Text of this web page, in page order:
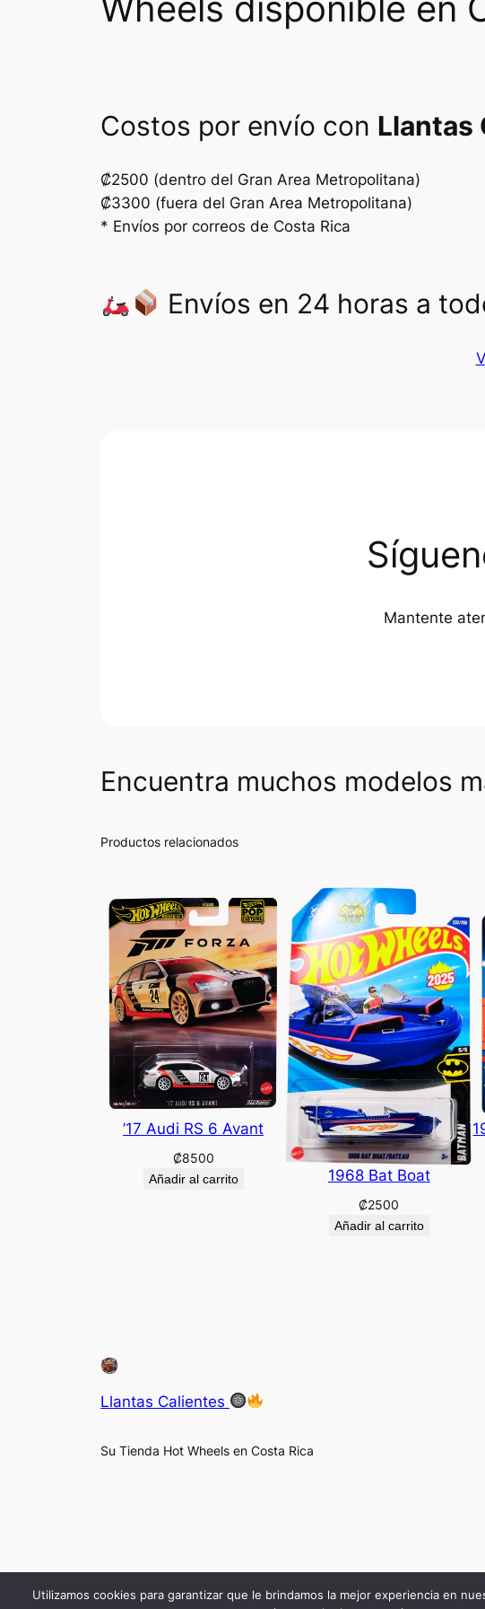
Costos por envío con Llantas
₡2500 (dentro del Gran Area Metropolitana)
₡3300 (fuera del Gran Area Metropolitana)
* Envíos por correos de Costa Rica
Envíos en 24 horas a
Mantente
Encuentra muchos modelos
Productos relacionados
’17 Audi RS 6 Avant
₡8500
Añadir al carrito 1968 Bat Boat
₡2500
Añadir al carrito
Llantas Calientes
Su Tienda Hot Wheels en Costa Rica
Utilizamos cookies para garantizar que le brindamos la mejor experiencia en